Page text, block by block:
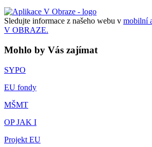
Sledujte informace z našeho webu v mobilní
V OBRAZE.
Mohlo by Vás zajímat
SYPO
EU fondy
MŠMT
OP JAK I
Projekt EU